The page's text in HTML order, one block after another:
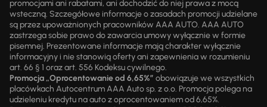
promocjami ani rabatami, ani dochodzić do niej prawa z mocą
wsteczną. Szczegółowe informacje o zasadach promocji udzielane
są przez upoważnionych pracowników AAA AUTO. AAA AUTO
zastrzega sobie prawo do zawarcia umowy wyłącznie w formie
pisemnej. Prezentowane informacje mają charakter wyłącznie
informacyjny i nie stanowią oferty ani zapewnienia w rozumieniu
art. 66 § 1 oraz art. 556 Kodeksu cywilnego.
Promocja „Oprocentowanie od 6,65%” obowiązuje we wszystkich
placówkach Autocentrum AAA Auto sp. z o.o. Promocja polega na
udzieleniu kredytu na auto z oprocentowaniem od 6,65%.